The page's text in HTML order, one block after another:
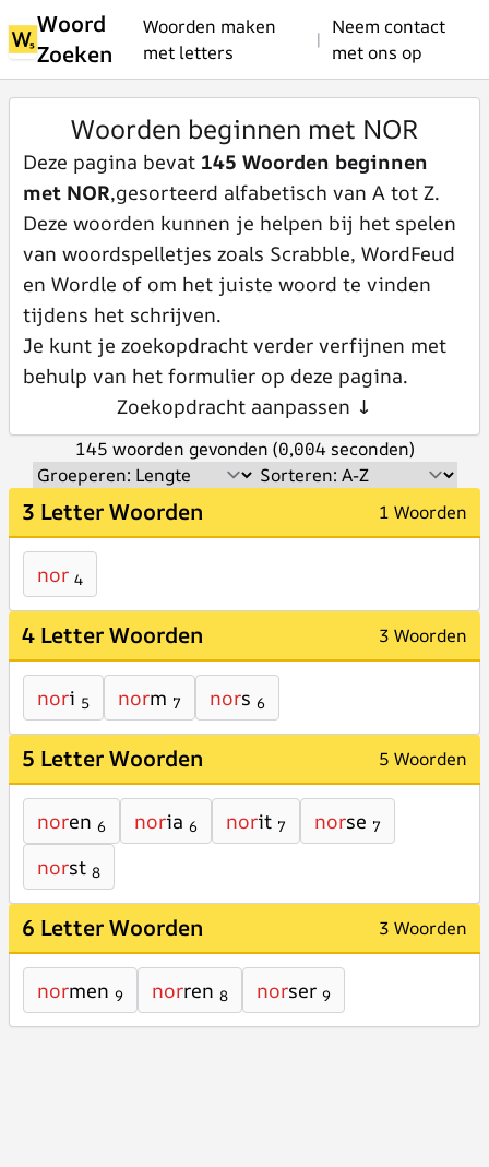
Woord
Zoeken
Woorden maken
met letters
|
Neem contact
met ons op
Woorden beginnen met NOR
Deze pagina bevat 145 Woorden beginnen
met NOR,gesorteerd alfabetisch van A tot Z.
Deze woorden kunnen je helpen bij het spelen
van woordspelletjes zoals Scrabble, WordFeud
en Wordle of om het juiste woord te vinden
tijdens het schrijven.
Je kunt je zoekopdracht verder verfijnen met
behulp van het formulier op deze pagina.
Zoekopdracht aanpassen ↓
145 woorden gevonden (0,004 seconden)
3 Letter Woorden 1 Woorden
nor 4
4 Letter Woorden 3 Woorden
nori 5 norm 7 nors 6
5 Letter Woorden 5 Woorden
noren 6 noria 6 norit 7 norse 7
norst 8
6 Letter Woorden 3 Woorden
normen 9 norren 8 norser 9